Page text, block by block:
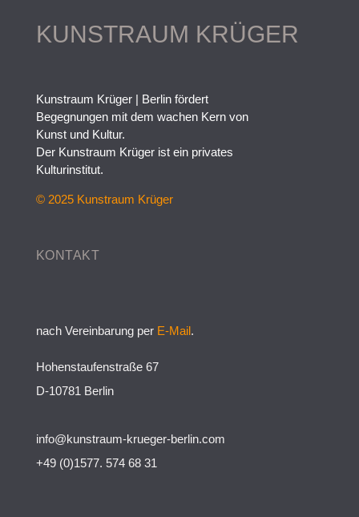
KUNSTRAUM KRÜGER
Kunstraum Krüger | Berlin fördert
Begegnungen mit dem wachen Kern von
Kunst und Kultur.
Der Kunstraum Krüger ist ein privates
Kulturinstitut.
© 2025 Kunstraum Krüger
KONTAKT
nach Vereinbarung per E-Mail .
Hohenstaufenstraße 67
D-10781 Berlin
info@kunstraum-krueger-berlin.com
+49 (0)1577. 574 68 31